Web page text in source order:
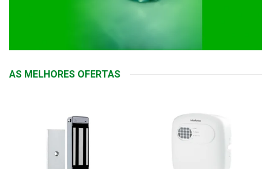
AS MELHORES OFERTAS